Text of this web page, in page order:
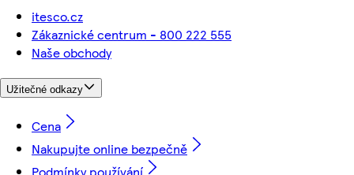
itesco.cz
Zákaznické centrum - 800 222 555
Naše obchody
Užitečné odkazy
Cena
Nakupujte online bezpečně